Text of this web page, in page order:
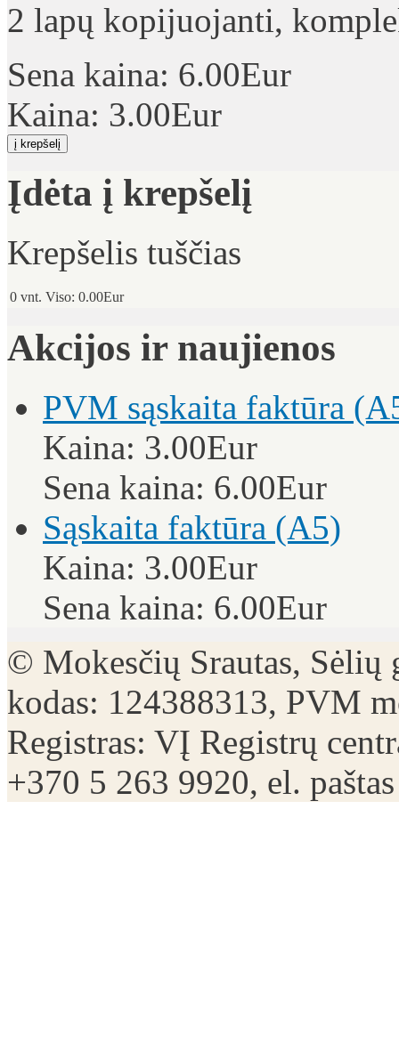
2 lapų kopijuojanti,
Sena kaina: 6.00Eur
Kaina: 3.00Eur
Įdėta į krepšelį
Krepšelis tuščias
0 vnt. Viso: 0.00Eur
Akcijos ir naujienos
PVM sąskaita faktūra
Kaina: 3.00Eur
Sena kaina: 6.00Eur
Sąskaita faktūra (A5)
Kaina: 3.00Eur
Sena kaina: 6.00Eur
© Mokesčių Srautas, Sėlių
kodas: 124388313, PVM
Registras: VĮ Registrų
+370 5 263 9920, el.